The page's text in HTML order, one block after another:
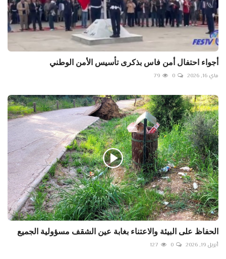
أجواء احتفال أمن فاس بذكرى تأسيس الأمن الوطني
ماي 16, 2026 0
79
الحفاظ على البيئة والاعتناء بغابة عين الشقف مسؤولية الجميع
أبريل 19, 2026 0
127